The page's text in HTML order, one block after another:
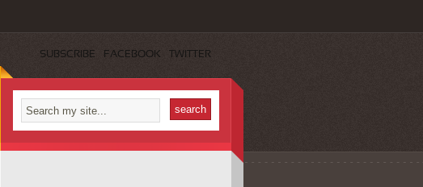
SUBSCRIBE FACEBOOK TWITTER